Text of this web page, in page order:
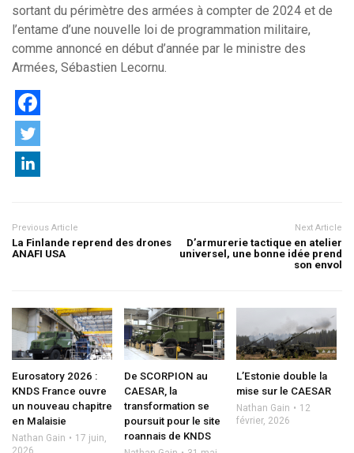
sortant du périmètre des armées à compter de 2024 et de
l’entame d’une nouvelle loi de programmation militaire,
comme annoncé en début d’année par le ministre des
Armées, Sébastien Lecornu.
Previous Article
La Finlande reprend des drones
ANAFI USA
Next Article
D’armurerie tactique en atelier
universel, une bonne idée prend
son envol
Eurosatory 2026 :
KNDS France ouvre
un nouveau chapitre
en Malaisie
Nathan Gain
17 juin,
De SCORPION au
CAESAR, la
transformation se
poursuit pour le site
roannais de KNDS
L’Estonie double la
mise sur le CAESAR
Nathan Gain
12
février, 2026